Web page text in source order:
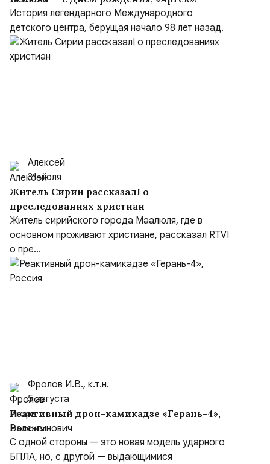
История легендарного Международного
детского центра, берущая начало 98 лет назад.
Алексей
31 июля
Житель Сирии рассказалI о
преследованиях христиан
Житель сирийского города Маалюля, где в
основном проживают христиане, рассказал RTVI
о пре...
Фролов И.В., к.т.н.
5 августа
Реактивный дрон-камикадзе «Герань-4»,
Россия
С одной стороны — это новая модель ударного
БПЛА, но, с другой — выдающимися